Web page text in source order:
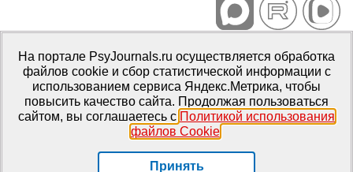
Портал психологических изданий PsyJournals.ru, 2007–2026
Правила использования материалов
Свидетельство регистрации СМИЭл № ФС77-66447 от 14 июля
2016 г.
Издатель: ФГБОУ ВО МГППУ
На портале PsyJournals.ru осуществляется обработка
файлов cookie и сбор статистической информации с
использованием сервиса Яндекс.Метрика, чтобы
повысить качество сайта. Продолжая пользоваться
сайтом, вы соглашаетесь с Политикой использования
файлов Cookie.
Принять